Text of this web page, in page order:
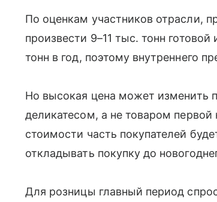
По оценкам участников отрасли,
произвести 9–11 тыс. тонн
тонн в год, поэтому внутреннего
Но высокая цена может изменить
деликатесом, а не товаром
стоимости часть покупателей
откладывать покупку до
Для розницы главный период